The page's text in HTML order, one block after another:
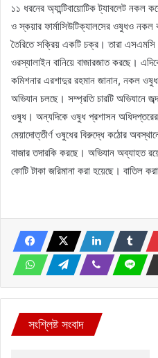
১১ ধরনের অ্যান্টিবায়োটিক ট্যাবলেট নকল
ও স্কয়ার ফার্মাসিউটিক্যালসের ওষুধও
তৈরিতে সক্রিয় একটি চক্র। তারা এসএমসি
ওরস্যালাইন বানিয়ে বাজারজাত করছে।
কমিশনার এরশাদুর রহমান জানান, নকল ওষুধ
অভিযান চলছে। সম্প্রতি চারটি অভিযানে
ওষুধ। অন্যদিকে ওষুধ প্রশাসন
মেয়াদোত্তীর্ণ ওষুধের বিরুদ্ধে কঠোর
বাজার তদারকি করছে। অভিযান অব্যাহত
কোটি টাকা জরিমানা করা হয়েছে। বাতিল
সংশ্লিষ্ট সংবাদ